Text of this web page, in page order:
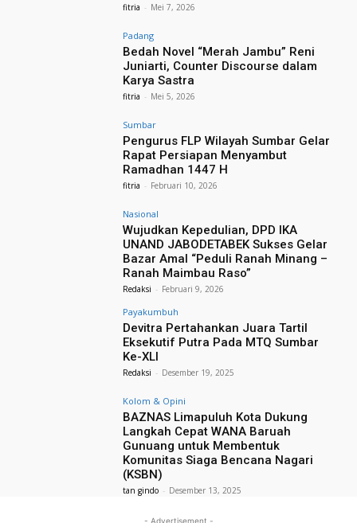
fitria - Mei 7, 2026
Padang
Bedah Novel “Merah Jambu” Reni
Juniarti, Counter Discourse dalam
Karya Sastra
fitria - Mei 5, 2026
Sumbar
Pengurus FLP Wilayah Sumbar Gelar
Rapat Persiapan Menyambut
Ramadhan 1447 H
fitria - Februari 10, 2026
Nasional
Wujudkan Kepedulian, DPD IKA
UNAND JABODETABEK Sukses Gelar
Bazar Amal “Peduli Ranah Minang –
Ranah Maimbau Raso”
Redaksi - Februari 9, 2026
Payakumbuh
Devitra Pertahankan Juara Tartil
Eksekutif Putra Pada MTQ Sumbar
Ke-XLI
Redaksi - Desember 19, 2025
Kolom & Opini
BAZNAS Limapuluh Kota Dukung
Langkah Cepat WANA Baruah
Gunuang untuk Membentuk
Komunitas Siaga Bencana Nagari
(KSBN)
tan gindo - Desember 13, 2025
- Advertisement -